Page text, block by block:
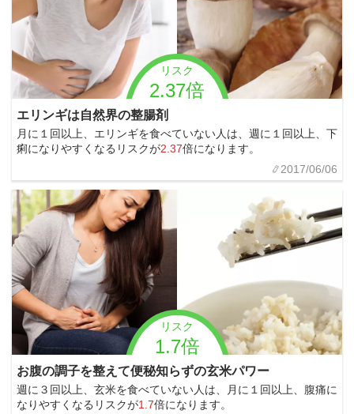
リスク
2.37倍
エリンギは自然界の整腸剤
月に１回以上、エリンギを食べていない人は、週に１回以上、下
痢になりやすくなるリスクが2.37倍になります。
2017/06/06
リスク
1.7倍
お腹の調子を整えて便秘知らずの玄米パワー
週に３回以上、玄米を食べていない人は、月に１回以上、腹痛に
なりやすくなるリスクが1.7倍になります。